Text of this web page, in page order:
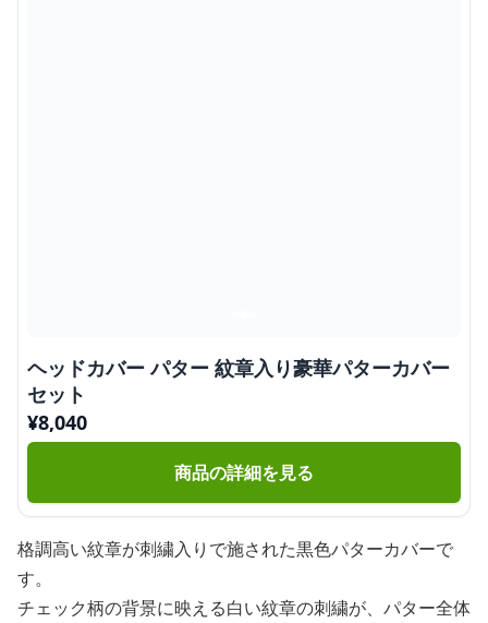
ヘッドカバー パター 紋章入り豪華パターカバー
セット
¥8,040
商品の詳細を見る
格調高い紋章が刺繍入りで施された黒色パターカバーで
す。
チェック柄の背景に映える白い紋章の刺繍が、パター全体